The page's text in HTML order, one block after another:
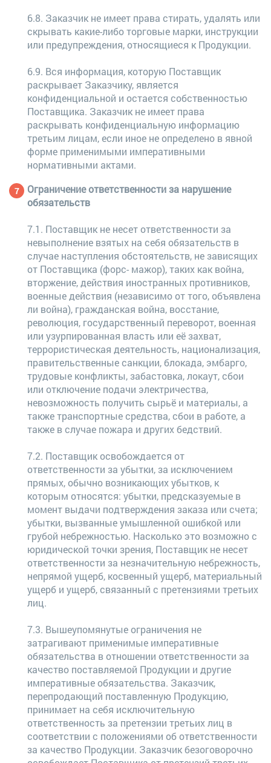
6.8. Заказчик не имеет права стирать, удалять или
скрывать какие-либо торговые марки, инструкции
или предупреждения, относящиеся к Продукции.
6.9. Вся информация, которую Поставщик
раскрывает Заказчику, является
конфиденциальной и остается собственностью
Поставщика. Заказчик не имеет права
раскрывать конфиденциальную информацию
третьим лицам, если иное не определено в явной
форме применимыми императивными
нормативными актами.
Ограничение ответственности за нарушение
обязательств
7.1. Поставщик не несет ответственности за
невыполнение взятых на себя обязательств в
случае наступления обстоятельств, не зависящих
от Поставщика (форс- мажор), таких как война,
вторжение, действия иностранных противников,
военные действия (независимо от того, объявлена
ли война), гражданская война, восстание,
революция, государственный переворот, военная
или узурпированная власть или её захват,
террористическая деятельность, национализация,
правительственные санкции, блокада, эмбарго,
трудовые конфликты, забастовка, локаут, сбои
или отключение подачи электричества,
невозможность получить сырьё и материалы, а
также транспортные средства, сбои в работе, а
также в случае пожара и других бедствий.
7.2. Поставщик освобождается от
ответственности за убытки, за исключением
прямых, обычно возникающих убытков, к
которым относятся: убытки, предсказуемые в
момент выдачи подтверждения заказа или счета;
убытки, вызванные умышленной ошибкой или
грубой небрежностью. Насколько это возможно с
юридической точки зрения, Поставщик не несет
ответственности за незначительную небрежность,
непрямой ущерб, косвенный ущерб, материальный
ущерб и ущерб, связанный с претензиями третьих
лиц.
7.3. Вышеупомянутые ограничения не
затрагивают применимые императивные
обязательства в отношении ответственности за
качество поставляемой Продукции и другие
императивные обязательства. Заказчик,
перепродающий поставленную Продукцию,
принимает на себя исключительную
ответственность за претензии третьих лиц в
соответствии с положениями об ответственности
за качество Продукции. Заказчик безоговорочно